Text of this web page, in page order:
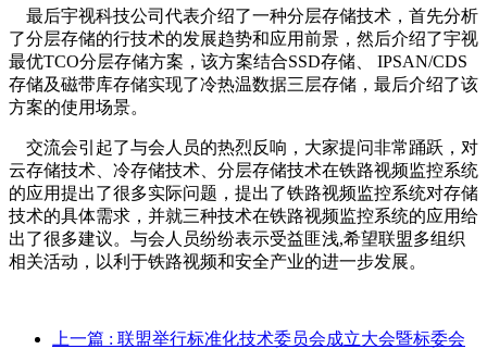
最后宇视科技公司代表介绍了一种分层存储技术，首先分析
了分层存储的行技术的发展趋势和应用前景，然后介绍了宇视
最优TCO分层存储方案，该方案结合SSD存储、 IPSAN/CDS
存储及磁带库存储实现了冷热温数据三层存储，最后介绍了该
方案的使用场景。
交流会引起了与会人员的热烈反响，大家提问非常踊跃，对
云存储技术、冷存储技术、分层存储技术在铁路视频监控系统
的应用提出了很多实际问题，提出了铁路视频监控系统对存储
技术的具体需求，并就三种技术在铁路视频监控系统的应用给
出了很多建议。与会人员纷纷表示受益匪浅,希望联盟多组织
相关活动，以利于铁路视频和安全产业的进一步发展。
上一篇 : 联盟举行标准化技术委员会成立大会暨标委会